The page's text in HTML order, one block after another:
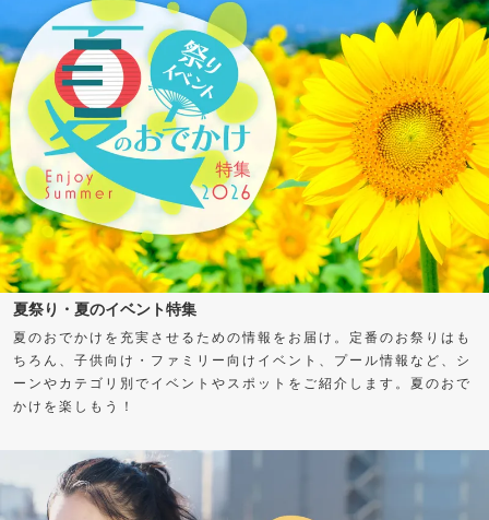
夏祭り・夏のイベント特集
夏のおでかけを充実させるための情報をお届け。定番のお祭りはも
ちろん、子供向け・ファミリー向けイベント、プール情報など、シ
ーンやカテゴリ別でイベントやスポットをご紹介します。夏のおで
かけを楽しもう！